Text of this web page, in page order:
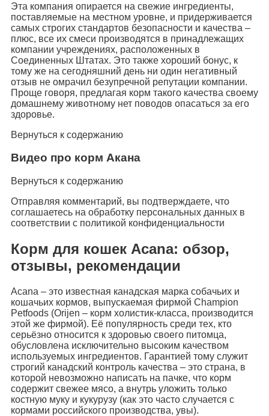
Эта компания опирается на свежие ингредиенты,
поставляемые на местном уровне, и придерживается
самых строгих стандартов безопасности и качества –
плюс, все их смеси производятся в принадлежащих
компании учреждениях, расположенных в
Соединенных Штатах. Это также хороший бонус, к
тому же на сегодняшний день ни один негативный
отзыв не омрачил безупречной репутации компании.
Проще говоря, предлагая корм такого качества своему
домашнему животному нет поводов опасаться за его
здоровье.
Вернуться к содержанию
Видео про корм Акана
Вернуться к содержанию
Отправляя комментарий, вы подтверждаете, что
соглашаетесь на обработку персональных данных в
соответствии с политикой конфиденциальности
Корм для кошек Acana: обзор,
отзывы, рекомендации
Acana – это известная канадская марка собачьих и
кошачьих кормов, выпускаемая фирмой Champion
Petfoods (Orijen – корм холистик-класса, производится
этой же фирмой). Её популярность среди тех, кто
серьёзно относится к здоровью своего питомца,
обусловлена исключительно высоким качеством
используемых ингредиентов. Гарантией тому служит
строгий канадский контроль качества – это страна, в
которой невозможно написать на пачке, что корм
содержит свежее мясо, а внутрь уложить только
костную муку и кукурузу (как это часто случается с
кормами российского производства, увы).